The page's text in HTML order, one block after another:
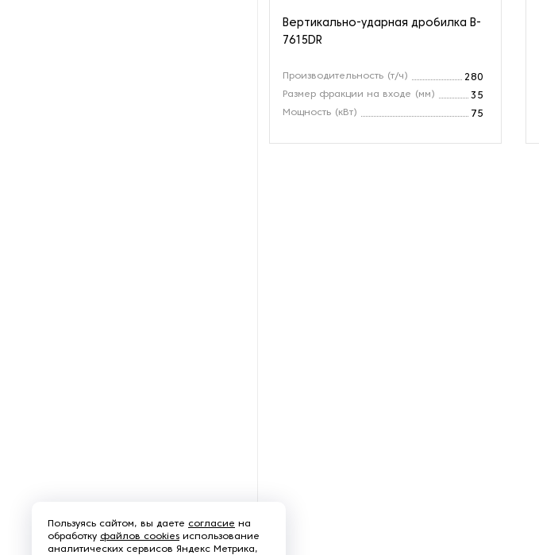
Вертикально-ударная дробилка B-
7615DR
Производительность (т/ч)
280
Размер фракции на входе (мм)
35
Мощность (кВт)
75
Пользуясь сайтом, вы даете согласие на
обработку файлов cookies использование
аналитических сервисов Яндекс Метрика,